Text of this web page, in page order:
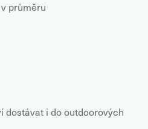
průměru
dostávat i do outdoorových